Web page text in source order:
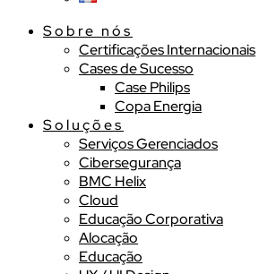
Sobre nós
Certificações Internacionais
Cases de Sucesso
Case Philips
Copa Energia
Soluções
Serviços Gerenciados
Cibersegurança
BMC Helix
Cloud
Educação Corporativa
Alocação
Educação